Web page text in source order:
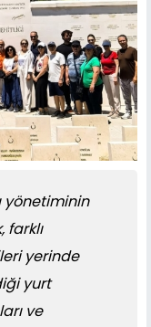
yönetiminin
farklı
yerinde
yurt
ve